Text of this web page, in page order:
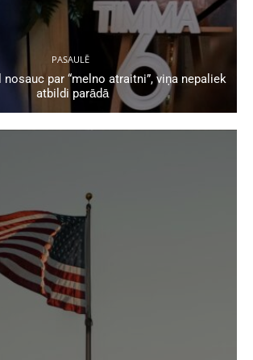
PASAULĒ
par “melno atraitni”, viņa nepaliek
atbildi parādā